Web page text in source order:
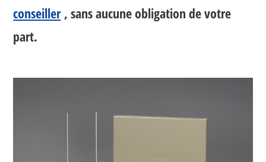
conseiller, sans aucune obligation de votre
part.